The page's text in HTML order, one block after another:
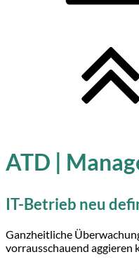
ATD |
IT-Betrieb neu
Ganzheitliche
vorrausschauend aggieren